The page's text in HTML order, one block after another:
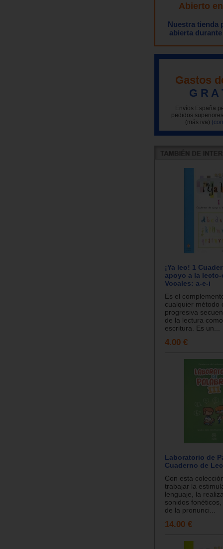
Abierto
Nuestra tienda
abierta
Gastos
G R A
Envíos España
pedidos
(más iva)
¡Ya leo! 1
apoyo a la
Vocales: a-e-i
Es el
cualquier método
progresiva
de la lectura
escritura. Es un...
4.00 €
Laboratorio de
Cuaderno de
Con esta
trabajar la
lenguaje, la
sonidos
de la pronunci...
14.00 €